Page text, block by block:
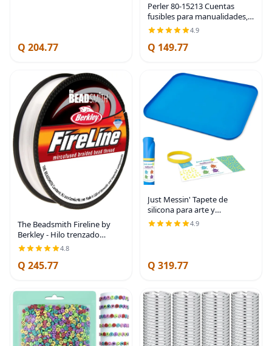
Q 204.77
Perler 80-15213 Cuentas
fusibles para manualidades,
1000 piezas, naranja
albaricoque
4.9
Q 149.77
The Beadsmith Fireline by
Berkley - Hilo trenzado
microfusionado - Prueba de 4
libras, diámetro de
005"/.12mm, carrete de 50
4.8
Q 245.77
Just Messin' Tapete de
silicona para arte y
manualidades, Legos, slime,
resina, pintura y fabricación
4.9
Q 319.77